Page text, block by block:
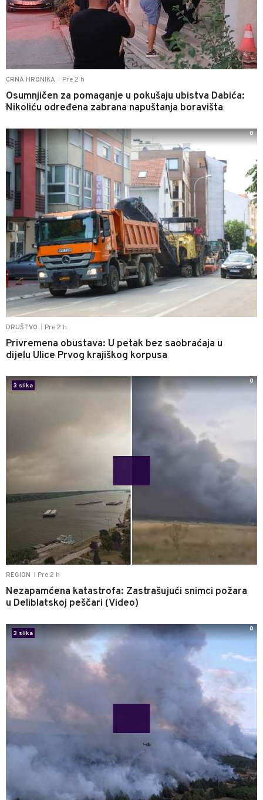
CRNA HRONIKA Pre 2 h
Osumnjičen za pomaganje u pokušaju ubistva Dabića:
Nikoliću određena zabrana napuštanja boravišta
DRUŠTVO Pre 2 h
Privremena obustava: U petak bez saobraćaja u
dijelu Ulice Prvog krajiškog korpusa
0
REGION Pre 2 h
Nezapamćena katastrofa: Zastrašujući snimci požara
u Deliblatskoj peščari (Video)
3 slika
0
3 slika
0